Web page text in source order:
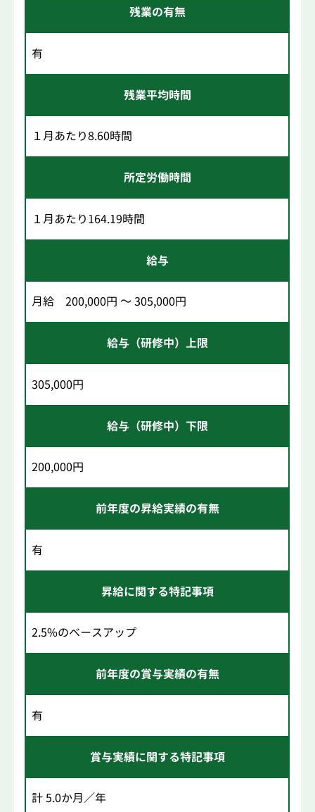
残業の有無
有
残業平均時間
１月あたり8.60時間
所定労働時間
１月あたり164.19時間
給与
月給 200,000円 ～ 305,000円
給与（研修中）上限
305,000円
給与（研修中）下限
200,000円
前年度の昇給実績の有無
有
昇給に関する特記事項
2.5%のベースアップ
前年度の賞与実績の有無
有
賞与実績に関する特記事項
計 5.0か月／年